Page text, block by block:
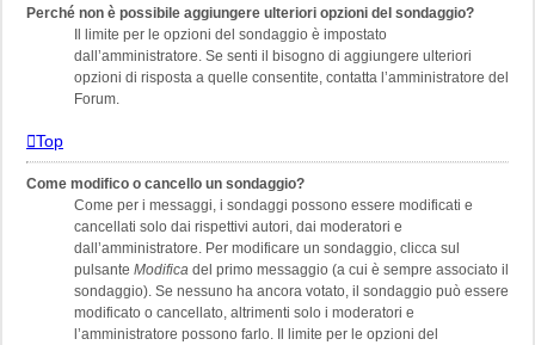
Perché non è possibile aggiungere ulteriori opzioni del sondaggio?
Il limite per le opzioni del sondaggio è impostato
dall’amministratore. Se senti il bisogno di aggiungere ulteriori
opzioni di risposta a quelle consentite, contatta l’amministratore del
Forum.
Top
Come modifico o cancello un sondaggio?
Come per i messaggi, i sondaggi possono essere modificati e
cancellati solo dai rispettivi autori, dai moderatori e
dall’amministratore. Per modificare un sondaggio, clicca sul
pulsante Modifica del primo messaggio (a cui è sempre associato il
sondaggio). Se nessuno ha ancora votato, il sondaggio può essere
modificato o cancellato, altrimenti solo i moderatori e
l’amministratore possono farlo. Il limite per le opzioni del